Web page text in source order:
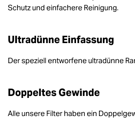
Schutz und einfachere Reinigung.
Ultradünne Einfassung
Der speziell entworfene ultradünne
Doppeltes Gewinde
Alle unsere Filter haben ein